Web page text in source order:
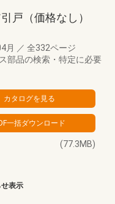
戸（価格なし）
月 ／ 全332ページ
部品の検索・特定に必要
(77.3MB)
表示